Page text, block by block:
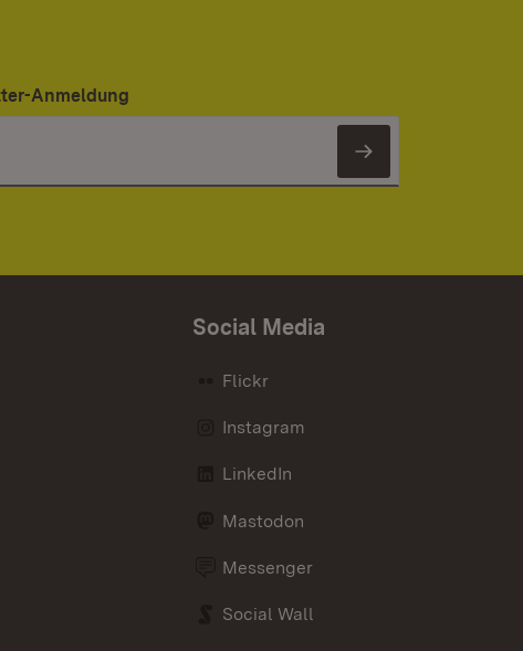
Anmeldung
Newsletter
Social Media
Flickr
Instagram
LinkedIn
Mastodon
Messenger
Social Wall